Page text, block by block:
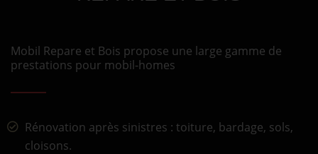
Mobil Repare et Bois propose une large gamme de
prestations pour mobil-homes
Rénovation après sinistres : toiture, bardage, sols,
cloisons.